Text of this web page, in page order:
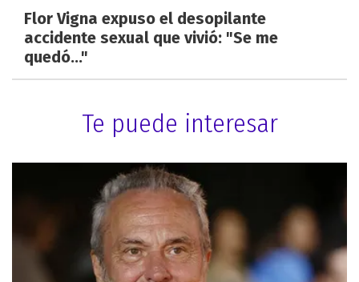
Flor Vigna expuso el desopilante
accidente sexual que vivió: "Se me
quedó..."
Te puede interesar